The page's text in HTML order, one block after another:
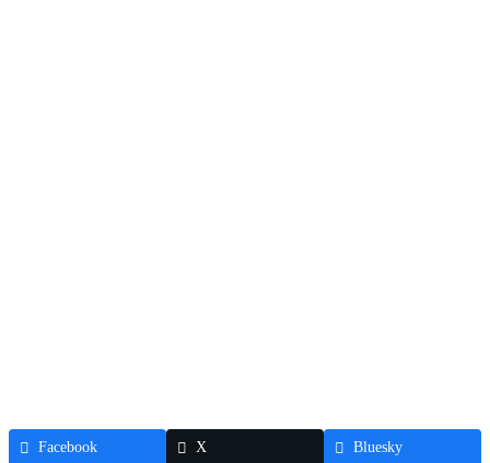
Facebook X Bluesky